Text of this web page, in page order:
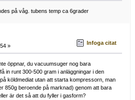
på våg. tubens temp ca 6grader
» Infoga citat
öppnar, du vacuumsuger nog bara
in runt 300-500 gram i anläggningar i den
köldmediat utan att starta kompressorn, man
850g beroende på marknad) genom att bara
är det så att du fyller i gasform?